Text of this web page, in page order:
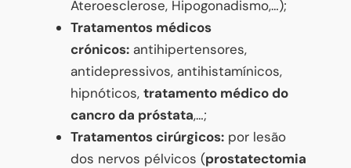
Ateroesclerose, Hipogonadismo,…);
Tratamentos médicos
crónicos: antihipertensores,
antidepressivos, antihistamínicos,
hipnóticos, tratamento médico do
cancro da próstata,…;
Tratamentos cirúrgicos: por lesão
dos nervos pélvicos (prostatectomia